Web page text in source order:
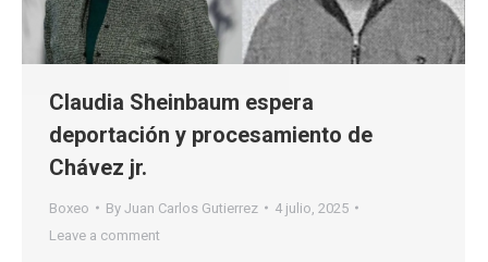
Claudia Sheinbaum espera
deportación y procesamiento de
Chávez jr.
Boxeo By Juan Carlos Gutierrez
4 julio, 2025
Leave a comment